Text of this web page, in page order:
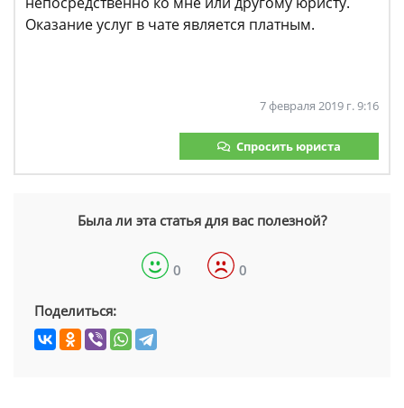
Оказание услуг в чате является платным.
7 февраля 2019 г. 9:16
Спросить юриста
Была ли эта статья для вас полезной?
0 0
Поделиться: